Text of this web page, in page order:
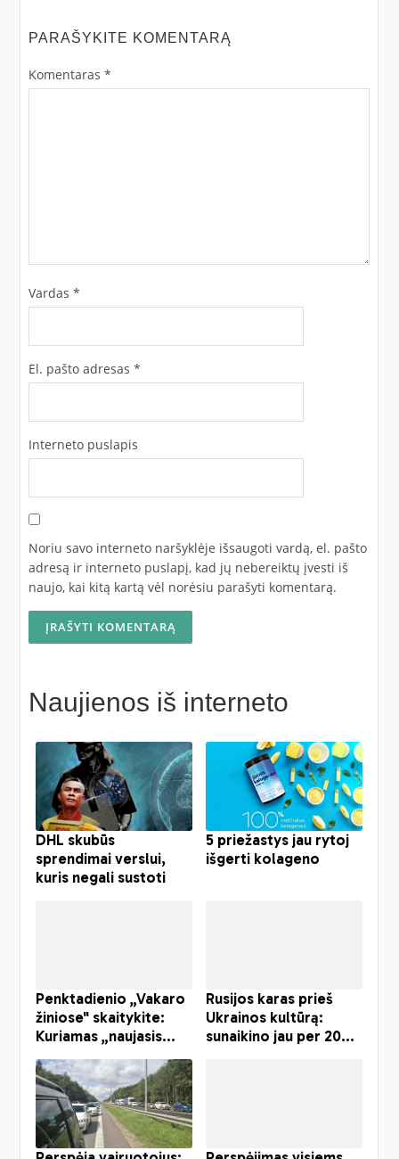
PARAŠYKITE KOMENTARĄ
Komentaras *
Vardas *
El. pašto adresas *
Interneto puslapis
Noriu savo interneto naršyklėje išsaugoti vardą, el. pašto
adresą ir interneto puslapį, kad jų nebereiktų įvesti iš
naujo, kai kitą kartą vėl norėsiu parašyti komentarą.
Naujienos iš interneto